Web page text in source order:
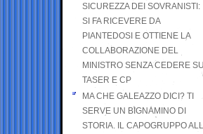
SICUREZZA DEI SOVRANISTI:
SI FA RICEVERE DA
PIANTEDOSI E OTTIENE LA
COLLABORAZIONE DEL
MINISTRO SENZA CEDERE SU
TASER E CP
MA CHE GALEAZZO DICI? TI
SERVE UN BIGNAMINO DI
STORIA. IL CAPOGRUPPO